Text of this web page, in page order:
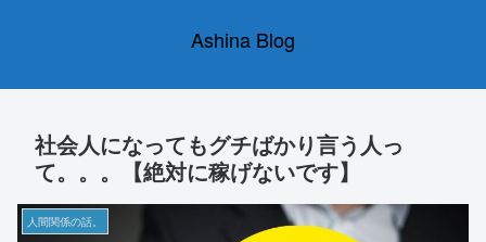
Ashina Blog
社会人になってもグチばかり言う人っ
て。。。【絶対に稼げないです】
人間関係の話。